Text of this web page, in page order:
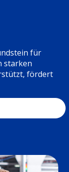
für
starken
fördert